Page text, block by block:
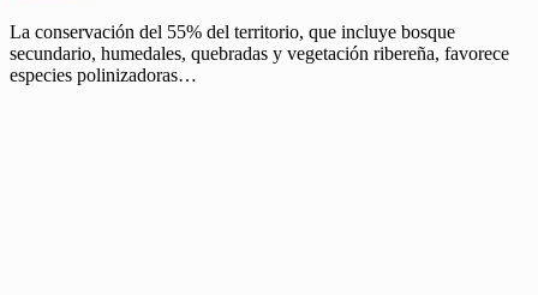
La conservación del 55% del territorio, que incluye bosque
secundario, humedales, quebradas y vegetación ribereña, favorece
especies polinizadoras…